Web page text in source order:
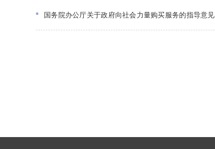
国务院办公厅关于政府向社会力量购买服务的指导意见